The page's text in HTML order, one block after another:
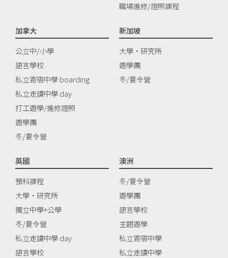
職場進修/證照課程
加拿大
公立中/小學
語言學校
私立寄宿中學 boarding
私立走讀中學 day
打工遊學/進修證照
遊學團
冬/夏令營
新加坡
大學‧研究所
遊學團
冬/夏令營
英國
預科課程
大學‧研究所
獨立中學+公學
冬/夏令營
私立走讀中學 day
語言學校
澳洲
冬/夏令營
遊學團
語言學校
主題遊學
私立寄宿中學
私立走讀中學